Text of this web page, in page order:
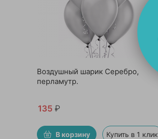
Воздушный шарик Серебро,
перламутр.
135 ₽
В корзину Купить в 1 клик